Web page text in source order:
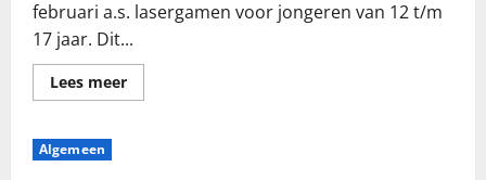
februari a.s. lasergamen voor jongeren van 12 t/m
17 jaar. Dit...
Lees meerLees
meer
Algemeen